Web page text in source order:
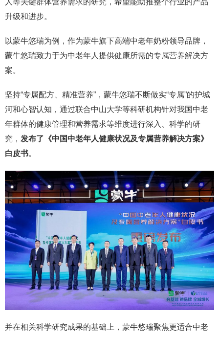
人等关键群体营养需求的研究，希望能助推整个行业的产品
升级和进步。
以蒙牛悠瑞为例，作为蒙牛旗下高端中老年奶粉领导品牌，
蒙牛悠瑞致力于为中老年人提供健康所需的专属营养解决方
案。
坚持“专属配方、精准营养”，蒙牛悠瑞不断做实“专属”的护城
河和心智认知，通过联合中山大学等科研机构针对我国中老
年群体的健康管理和营养需求等维度进行深入、科学的研
究， 发布了《中国中老年人健康状况及专属营养解决方案》
白皮书。
并在相关科学研究成果的基础上，蒙牛悠瑞聚焦更适合中老